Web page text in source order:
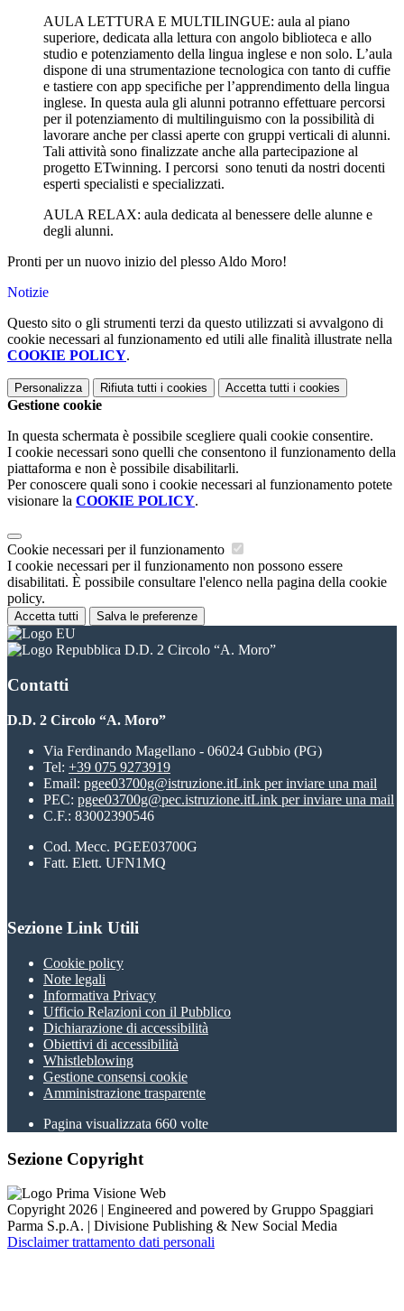
AULA LETTURA E MULTILINGUE: aula al piano
superiore, dedicata alla lettura con angolo biblioteca e allo
studio e potenziamento della lingua inglese e non solo. L’aula
dispone di una strumentazione tecnologica con tanto di cuffie
e tastiere con app specifiche per l’apprendimento della lingua
inglese. In questa aula gli alunni potranno effettuare percorsi
per il potenziamento di multilinguismo con la possibilità di
lavorare anche per classi aperte con gruppi verticali di alunni.
Tali attività sono finalizzate anche alla partecipazione al
progetto ETwinning. I percorsi sono tenuti da nostri docenti
esperti specialisti e specializzati.
AULA RELAX: aula dedicata al benessere delle alunne e
degli alunni.
Pronti per un nuovo inizio del plesso Aldo Moro!
Notizie
Questo sito o gli strumenti terzi da questo utilizzati si avvalgono di
cookie necessari al funzionamento ed utili alle finalità illustrate nella
COOKIE POLICY.
Personalizza Rifiuta tutti i cookies Accetta tutti i cookies
Gestione cookie
In questa schermata è possibile scegliere quali cookie consentire.
I cookie necessari sono quelli che consentono il funzionamento della
piattaforma e non è possibile disabilitarli.
Per conoscere quali sono i cookie necessari al funzionamento potete
visionare la COOKIE POLICY.
Cookie necessari per il funzionamento
I cookie necessari per il funzionamento non possono essere
disabilitati. È possibile consultare l'elenco nella pagina della cookie
policy.
Accetta tutti Salva le preferenze
D.D. 2 Circolo “A. Moro”
Contatti
D.D. 2 Circolo “A. Moro”
Via Ferdinando Magellano - 06024 Gubbio (PG)
Tel: +39 075 9273919
Email: pgee03700g@istruzione.itLink per inviare una mail
PEC: pgee03700g@pec.istruzione.itLink per inviare una mail
C.F.: 83002390546
Cod. Mecc. PGEE03700G
Fatt. Elett. UFN1MQ
Sezione Link Utili
Cookie policy
Note legali
Informativa Privacy
Ufficio Relazioni con il Pubblico
Dichiarazione di accessibilità
Obiettivi di accessibilità
Whistleblowing
Gestione consensi cookie
Amministrazione trasparente
Pagina visualizzata 660 volte
Sezione Copyright
Copyright 2026 | Engineered and powered by Gruppo Spaggiari
Parma S.p.A. | Divisione Publishing & New Social Media
Disclaimer trattamento dati personali